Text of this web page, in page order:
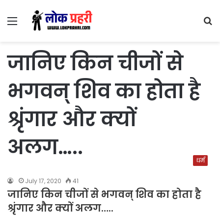
Menu
जानिए किन चीजों से
भगवन् शिव का होता है
श्रृंगार और क्यों
अलग…..
धर्म
July 17, 2020 41
जानिए किन चीजों से भगवन् शिव का होता है
श्रृंगार और क्यों अलग…..